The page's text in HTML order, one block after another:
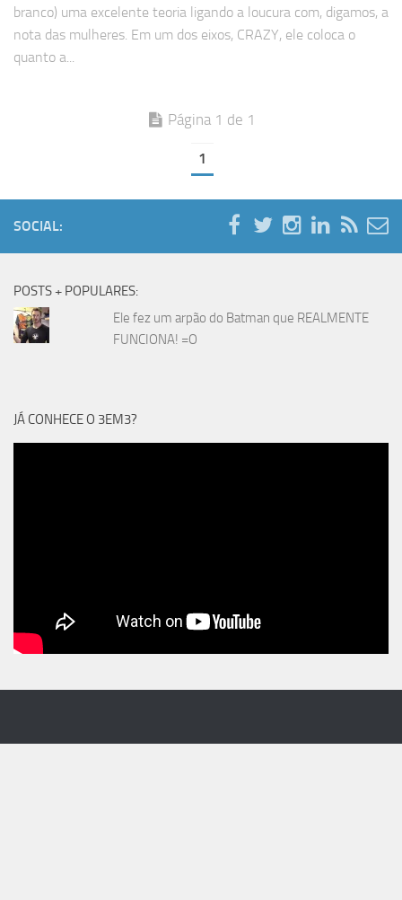
branco) uma excelente teoria ligando a loucura com, digamos, a
nota das mulheres. Em um dos eixos, CRAZY, ele coloca o
quanto a...
Página 1 de 1
1
SOCIAL:
POSTS + POPULARES:
Ele fez um arpão do Batman que REALMENTE
FUNCIONA! =O
JÁ CONHECE O 3EM3?